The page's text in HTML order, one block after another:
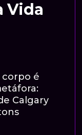
Vida
é
Calgary